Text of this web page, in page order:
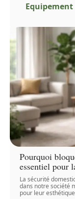
Equipement
Pourquoi
essentiel pour
La sécurité
dans notre société
pour leur